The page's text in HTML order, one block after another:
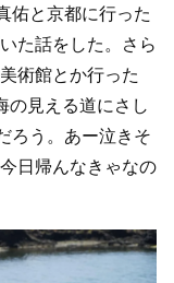
佑と京都に行った
た話をした。さら
術館とか行った
の見える道にさし
ろう。あー泣きそ
日帰んなきゃなの